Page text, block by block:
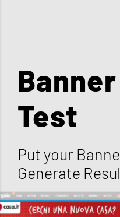
Banner
Test
Put your
Generate